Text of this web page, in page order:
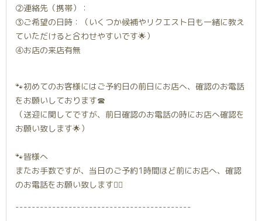
②連絡先（携帯）：
③ご希望の日時：（いくつか候補やリクエスト日も一緒に教え
ていただけると合わせやすいです🌟）
④お店の来店有無
🐾初めてのお客様にはご予約日の前日にお店へ、確認のお電話
をお願いしております☎︎
（送迎に関してですが、前日確認のお電話の時にお店へ確認を
お願い致します🌟）
🐾皆様へ
またお手数ですが、当日のご予約1時間ほど前にお店へ、確認
のお電話をお願い致します🙇‍♀️
-------------------------------------------